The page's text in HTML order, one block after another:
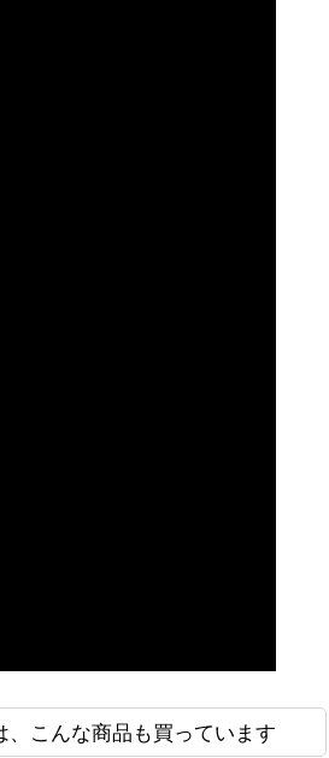
、こんな商品も買っています